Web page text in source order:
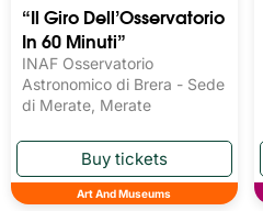
“Il Giro Dell’Osservatorio
In 60 Minuti”
INAF Osservatorio
Astronomico di Brera - Sede
di Merate, Merate
Art And Museums